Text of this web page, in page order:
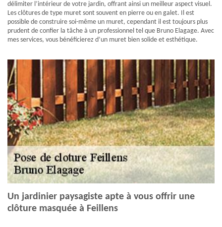
délimiter l’intérieur de votre jardin, offrant ainsi un meilleur aspect visuel.
Les clôtures de type muret sont souvent en pierre ou en galet. Il est
possible de construire soi-même un muret, cependant il est toujours plus
prudent de confier la tâche à un professionnel tel que Bruno Elagage. Avec
mes services, vous bénéficierez d’un muret bien solide et esthétique.
Un jardinier paysagiste apte à vous offrir une
clôture masquée à Feillens